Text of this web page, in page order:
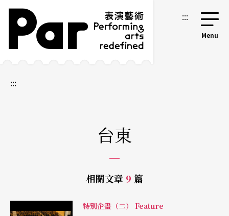
跳到主要內容區塊
網站導覽 :::
:::
台東
相關文章 9 篇
特別企畫（二） Feature